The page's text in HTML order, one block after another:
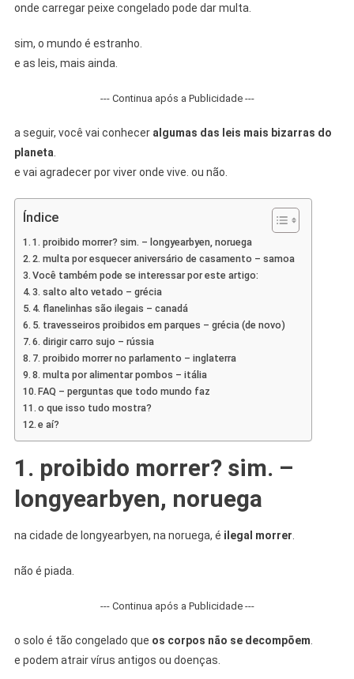
Com
É
onde carregar peixe congelado pode dar multa.
sim, o mundo é estranho.
e as leis, mais ainda.
--- Continua após a Publicidade ---
a seguir, você vai conhecer algumas das leis mais bizarras do
planeta
e vai agradecer por viver onde vive. ou não.
Índice
1. proibido morrer? sim. – longyearbyen, noruega
2. multa por esquecer aniversário de casamento – samoa
Você também pode se interessar por este artigo:
3. salto alto vetado – grécia
4. flanelinhas são ilegais – canadá
5. travesseiros proibidos em parques – grécia (de novo)
6. dirigir carro sujo – rússia
7. proibido morrer no parlamento – inglaterra
8. multa por alimentar pombos – itália
FAQ – perguntas que todo mundo faz
o que isso tudo mostra?
e aí?
1. proibido morrer? sim. –
longyearbyen, noruega
na cidade de longyearbyen, na noruega, é ilegal morrer
não é piada.
--- Continua após a Publicidade ---
o solo é tão congelado que os corpos não se decompõem
e podem atrair vírus antigos ou doenças.